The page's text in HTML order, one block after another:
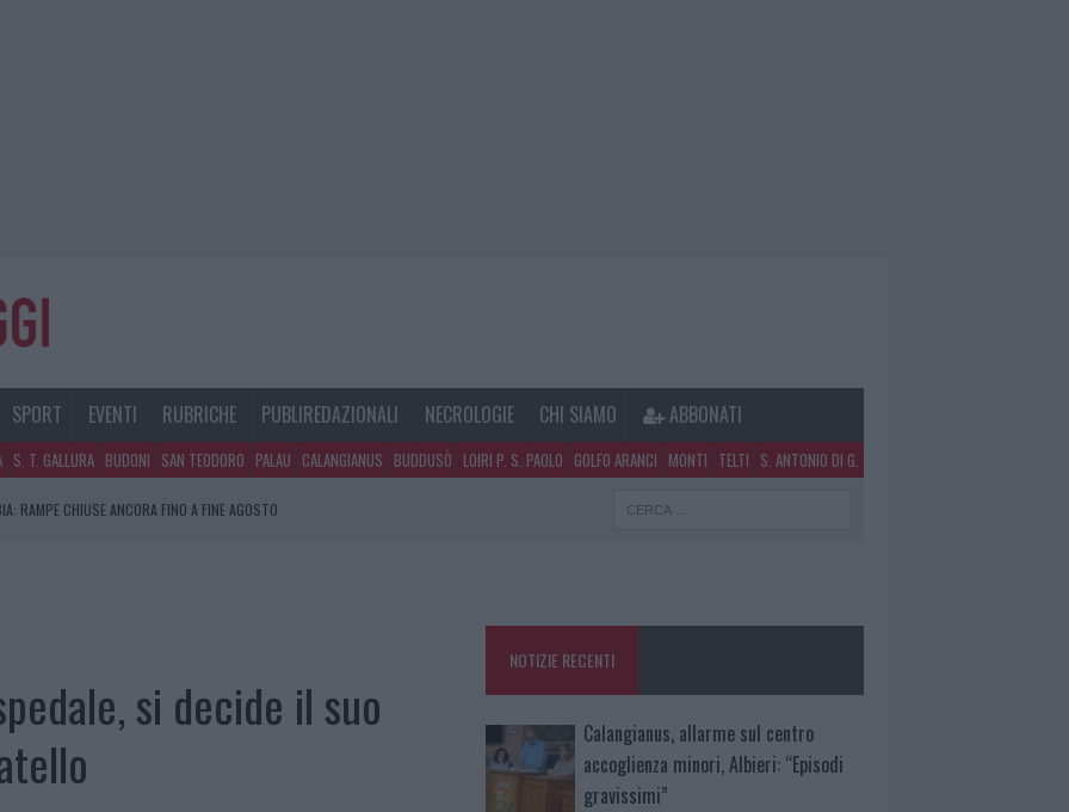
SPORT EVENTI RUBRICHE PUBLIREDAZIONALI NECROLOGIE CHI SIAMO ABBONATI
S. T. GALLURA BUDONI SAN TEODORO PALAU CALANGIANUS BUDDUSÒ LOIRI P. S. PAOLO GOLFO ARANCI MONTI TELTI S. ANTONIO DI G.
LA CLASSIFICA DELLE METE PIÙ AMATE DELL’ESTATE 2026
si decide il suo
NOTIZIE RECENTI
Calangianus, allarme sul centro
accoglienza minori, Albieri: “Episodi
gravissimi”